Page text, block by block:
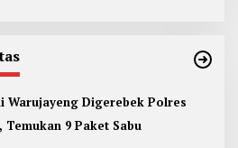
Warujayeng Digerebek Polres
Temukan 9 Paket Sabu